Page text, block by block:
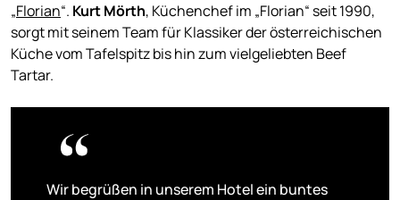
„Florian“. Kurt Mörth, Küchenchef im „Florian“ seit 1990,
sorgt mit seinem Team für Klassiker der österreichischen
Küche vom Tafelspitz bis hin zum vielgeliebten Beef
Tartar.
Wir begrüßen in unserem Hotel ein buntes